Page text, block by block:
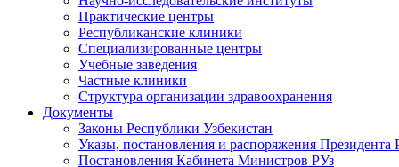
Практические центры
Республиканские клиники
Специализированные центры
Учебные заведения
Частные клиники
Структура организации здравоохранения
Документы
Законы Республики Узбекистан
Указы, постановления и распоряжения Президента
Постановления Кабинета Министров РУз